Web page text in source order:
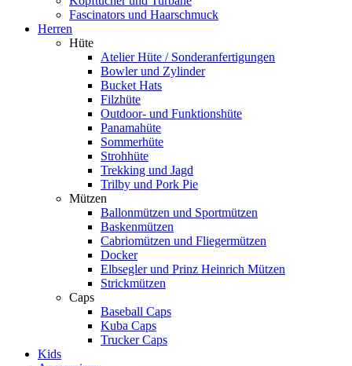
Fascinators und Haarschmuck
Herren
Hüte
Atelier Hüte / Sonderanfertigungen
Bowler und Zylinder
Bucket Hats
Filzhüte
Outdoor- und Funktionshüte
Panamahüte
Sommerhüte
Strohhüte
Trekking und Jagd
Trilby und Pork Pie
Mützen
Ballonmützen und Sportmützen
Baskenmützen
Cabriomützen und Fliegermützen
Docker
Elbsegler und Prinz Heinrich Mützen
Strickmützen
Caps
Baseball Caps
Kuba Caps
Trucker Caps
Kids